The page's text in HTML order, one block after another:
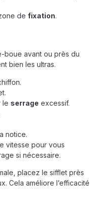
de fixation.
boue avant ou près du
bien les ultras.
le serrage excessif.
notice.
vitesse pour vous
si nécessaire.
placez le sifflet près
Cela améliore l’efficacité